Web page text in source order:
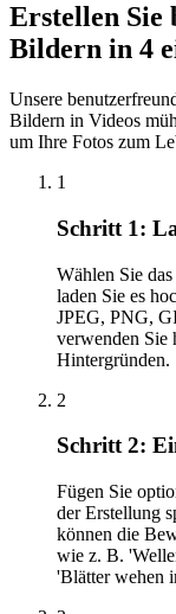
Erstellen Sie
Bildern in 4
Unsere
Bildern in Videos
um Ihre Fotos zum
1
Schritt 1:
Wählen Sie
laden Sie es
JPEG, PNG,
verwenden Sie
Hintergründen.
2
Schritt 2:
Fügen Sie
der Erstellung
können die
wie z. B.
'Blätter wehen